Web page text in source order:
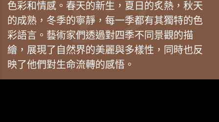
色彩和情感。春天的新生，夏日的炙熱，秋天
的成熟，冬季的寧靜，每一季都有其獨特的色
彩語言。藝術家們透過對四季不同景觀的描
繪，展現了自然界的美麗與多樣性，同時也反
映了他們對生命流轉的感悟。